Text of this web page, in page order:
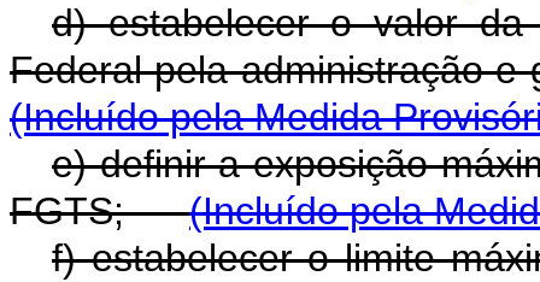
d) estabelecer o valor da
Federal pela administração
(Incluído pela Medida
e) definir a exposição
FGTS;(Incluído pela
f) estabelecer o limite